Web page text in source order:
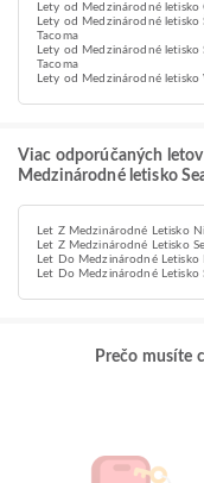
Lety od Medzinárodné
Lety od Medzinárodné letisko
Tacoma
Lety od Medzinárodné letisko
Tacoma
Lety od Medzinárodné letisko
Viac odporúčaných
Medzinárodné letisko
Let Z Medzinárodné Letisko
Let Z Medzinárodné Letisko
Let Do Medzinárodné
Let Do Medzinárodné Letisko
Prečo musíte